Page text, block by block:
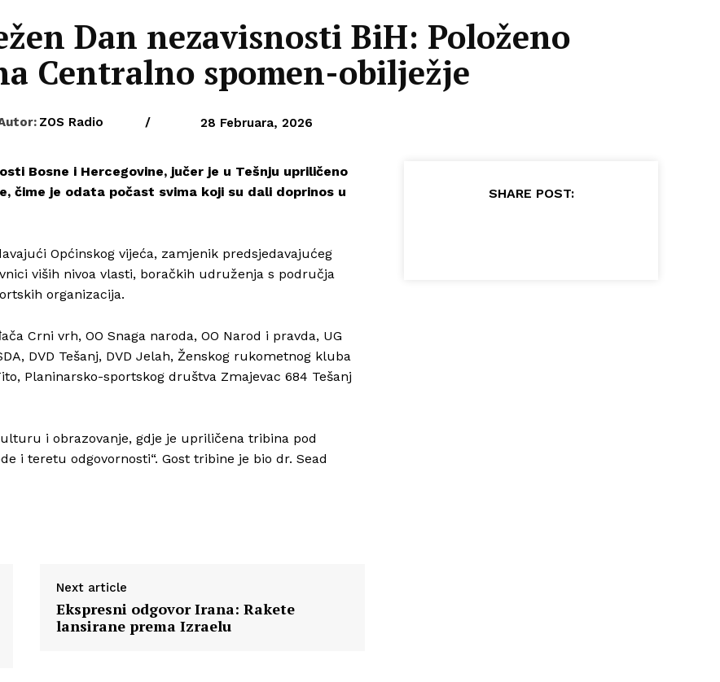
Dan nezavisnosti BiH: Položeno
Centralno spomen-obilježje
ZOS Radio / 28 Februara, 2026
Bosne i Hercegovine, jučer je u Tešnju upriličeno
čime je odata počast svima koji su dali doprinos u
Općinskog vijeća, zamjenik predsjedavajućeg
viših nivoa vlasti, boračkih udruženja s područja
organizacija.
Crni vrh, OO Snaga naroda, OO Narod i pravda, UG
DVD Tešanj, DVD Jelah, Ženskog rukometnog kluba
Planinarsko-sportskog društva Zmajevac 684 Tešanj
i obrazovanje, gdje je upriličena tribina pod
i teretu odgovornosti“. Gost tribine je bio dr. Sead
Next article
Ekspresni odgovor Irana: Rakete
lansirane prema Izraelu
SHARE POST: